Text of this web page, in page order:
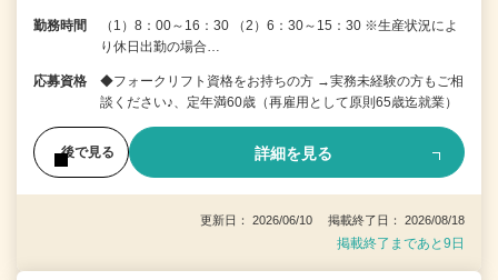
勤務時間
（1）8：00～16：30 （2）6：30～15：30 ※生産状況によ
り休日出勤の場合…
応募資格
◆フォークリフト資格をお持ちの方 →実務未経験の方もご相
談ください♪、定年満60歳（再雇用として原則65歳迄就業）
後で見る 詳細を見る
更新日： 2026/06/10 掲載終了日： 2026/08/18
掲載終了まであと9日